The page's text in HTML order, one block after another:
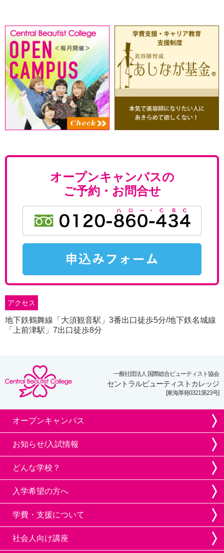
オープンキャンパスの
ご予約・お問合せ
アクセス
地下鉄鶴舞線「大須観音駅」3番出口徒歩5分/地下鉄名城線
「上前津駅」7出口徒歩8分
一般社団法人 国際総合ビューティスト協会
セントラルビューティストカレッジ
[東海厚発0321第23号]
オープンキャンパス
お知らせ/入試情報
どんな学校？
入学希望の方へ
学費・支援について
社会人向け講座